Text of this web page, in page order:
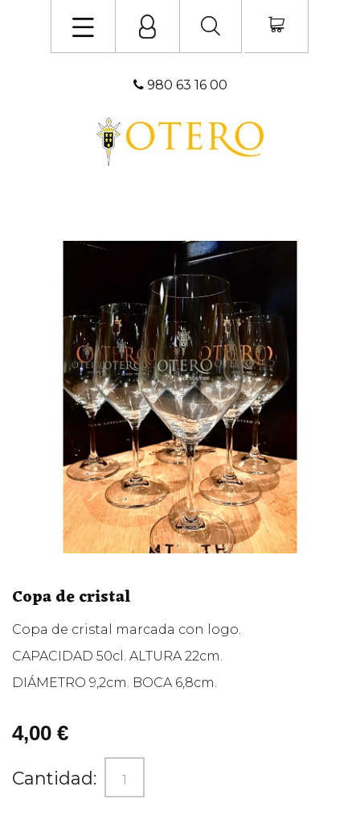
980 63 16 00
Copa de cristal
Copa de cristal marcada con logo.
CAPACIDAD 50cl. ALTURA 22cm.
DIÁMETRO 9,2cm. BOCA 6,8cm.
4,00 €
Cantidad: